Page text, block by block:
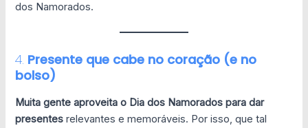
dos Namorados.
4. Presente que cabe no coração (e no
bolso)
Muita gente aproveita o Dia dos Namorados para dar
presentes relevantes e memoráveis. Por isso, que tal